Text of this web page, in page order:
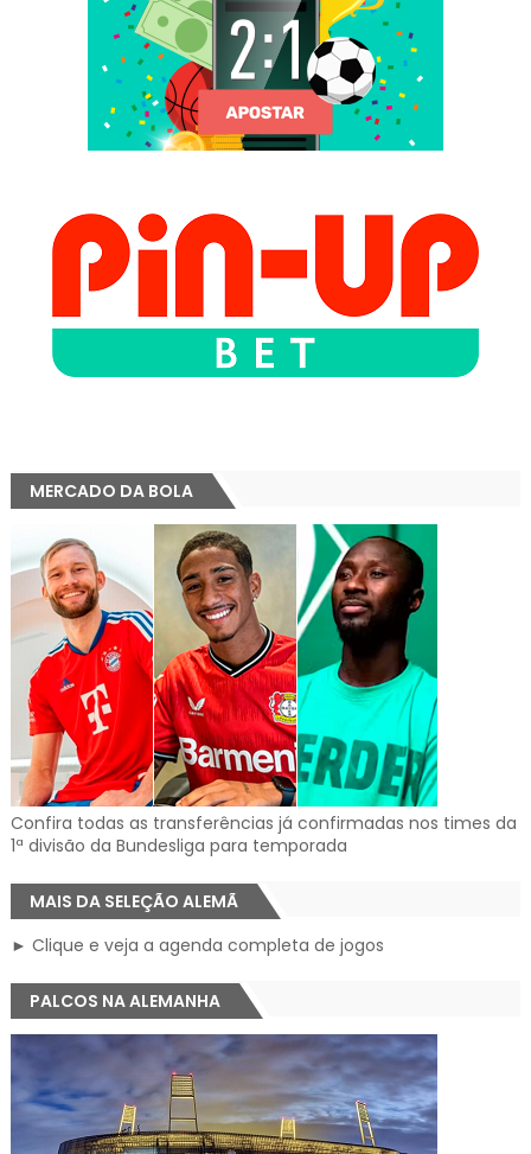
MERCADO DA BOLA
Confira todas as transferências já confirmadas nos times da
1ª divisão da Bundesliga para temporada
MAIS DA SELEÇÃO ALEMÃ
► Clique e veja a agenda completa de jogos
PALCOS NA ALEMANHA